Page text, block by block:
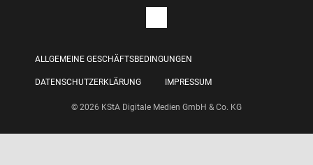
ALLGEMEINE GESCHÄFTSBEDINGUNGEN
DATENSCHUTZERKLÄRUNG IMPRESSUM
© 2026 KStA Digitale Medien GmbH & Co. KG